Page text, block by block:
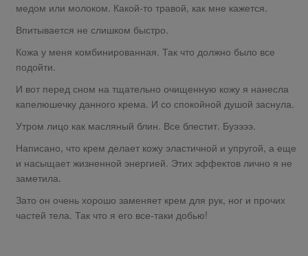
медом или молоком. Какой-то травой, как мне кажется.
Впитывается не слишком быстро.
Кожа у меня комбинированная. Так что должно было все
подойти.
И вот перед сном на тщательно очищенную кожу я нанесла
капелюшечку данного крема. И со спокойной душой заснула.
Утром лицо как масляный блин. Все блестит. Буээээ.
Написано, что крем делает кожу эластичной и упругой, а еще
и насыщает жизненной энергией. Этих эффектов лично я не
заметила.
Зато он очень хорошо заменяет крем для рук, ног и прочих
частей тела. Так что я его все-таки добью!